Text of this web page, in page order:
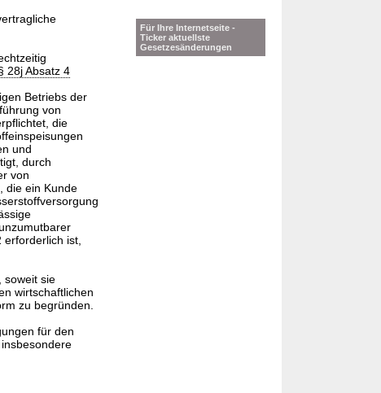
28j Absatz 4
Betriebs der
von
die
und
durch
von
die ein Kunde
ist,
soweit sie
wirtschaftlichen
zu begründen.
für den
Für Ihre Internetseite -
Ticker aktuellste
Gesetzesänderungen